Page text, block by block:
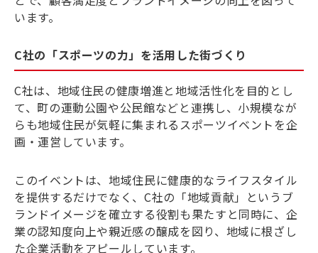
います。
C社の「スポーツの力」を活用した街づくり
C社は、地域住民の健康増進と地域活性化を目的とし
て、町の運動公園や公民館などと連携し、小規模なが
らも地域住民が気軽に集まれるスポーツイベントを企
画・運営しています。
このイベントは、地域住民に健康的なライフスタイル
を提供するだけでなく、C社の「地域貢献」というブ
ランドイメージを確立する役割も果たすと同時に、企
業の認知度向上や親近感の醸成を図り、地域に根ざし
た企業活動をアピールしています。